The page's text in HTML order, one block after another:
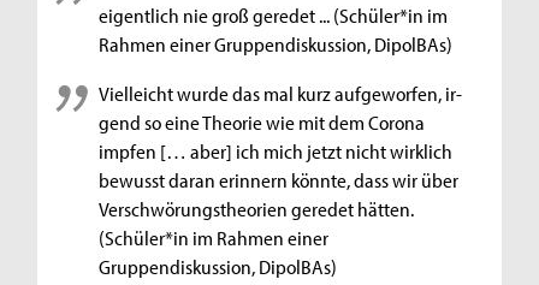
eigent­lich nie groß geredet ... (Schüler*in im
Rahmen einer Gruppendiskussion, DipolBAs)
Vielleicht wurde das mal kurz aufgeworfen, ir­
gend so eine Theorie wie mit dem Corona
impfen [… aber] ich mich jetzt nicht wirklich
bewusst daran erinnern könnte, dass wir über
Verschwörungs­theorien geredet hätten.
(Schüler*in im Rahmen einer
Gruppendiskussion, DipolBAs)